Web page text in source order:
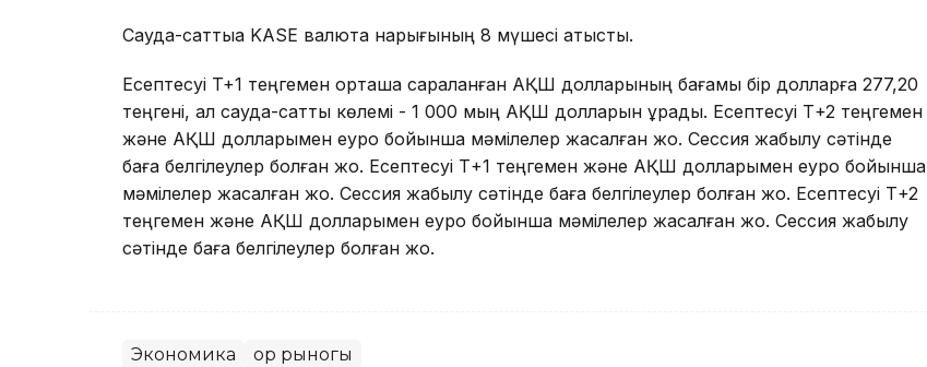
Сауда-саттыққа KASE валюта нарығының 8 мүшесі қатысты.
Есептесуі T+1 теңгемен орташа сараланған АҚШ долларының бағамы бір долларға 277,20
теңгені, ал сауда-саттық көлемі - 1 000 мың АҚШ долларын құрады. Есептесуі Т+2 теңгемен
және АҚШ долларымен еуро бойынша мәмілелер жасалған жоқ. Сессия жабылу сәтінде
баға белгілеулер болған жоқ. Есептесуі Т+1 теңгемен және АҚШ долларымен еуро бойынша
мәмілелер жасалған жоқ. Сессия жабылу сәтінде баға белгілеулер болған жоқ. Есептесуі Т+2
теңгемен және АҚШ долларымен еуро бойынша мәмілелер жасалған жоқ. Сессия жабылу
сәтінде баға белгілеулер болған жоқ.
Экономика Қор рыногы